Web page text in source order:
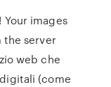
images
server
web che
(come